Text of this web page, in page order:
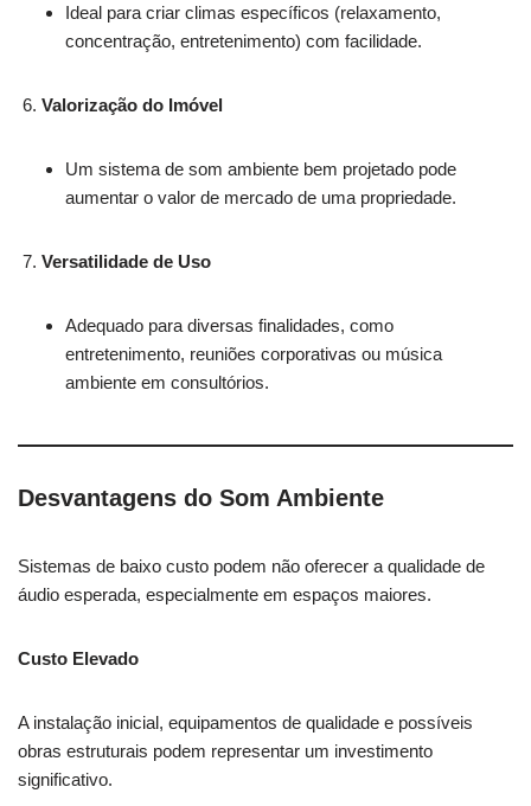
Ideal para criar climas específicos (relaxamento,
concentração, entretenimento) com facilidade.
Valorização do Imóvel
Um sistema de som ambiente bem projetado pode
aumentar o valor de mercado de uma propriedade.
Versatilidade de Uso
Adequado para diversas finalidades, como
entretenimento, reuniões corporativas ou música
ambiente em consultórios.
Desvantagens do Som Ambiente
Sistemas de baixo custo podem não oferecer a qualidade de
áudio esperada, especialmente em espaços maiores.
Custo Elevado
A instalação inicial, equipamentos de qualidade e possíveis
obras estruturais podem representar um investimento
significativo.